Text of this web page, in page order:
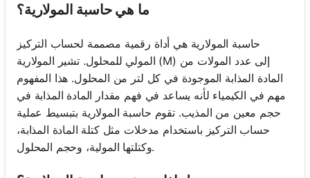
ما هي حاسبة المولارية؟
حاسبة المولارية هي أداة رقمية مصممة لحساب التركيز
المولي للمحلول. تشير المولارية (M) إلى عدد المولات من
المادة المذابة الموجودة في كل لتر من المحلول. هذا المفهوم
مهم في الكيمياء لأنه يساعد في فهم مقدار المادة المذابة في
حجم معين من المذيب. تقوم حاسبة المولارية بتبسيط عملية
حساب التركيز باستخدام مدخلات مثل كتلة المادة المذابة،
وكتلتها المولية، وحجم المحلول.